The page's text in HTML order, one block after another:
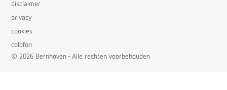
disclaimer
privacy
cookies
colofon
© 2026 Bernhoven - Alle rechten voorbehouden